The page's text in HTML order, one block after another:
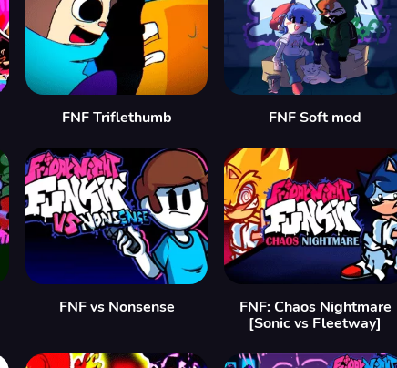
FNF Triflethumb FNF Soft mod
FNF vs Nonsense
FNF: Chaos Nightmare
[Sonic vs Fleetway]